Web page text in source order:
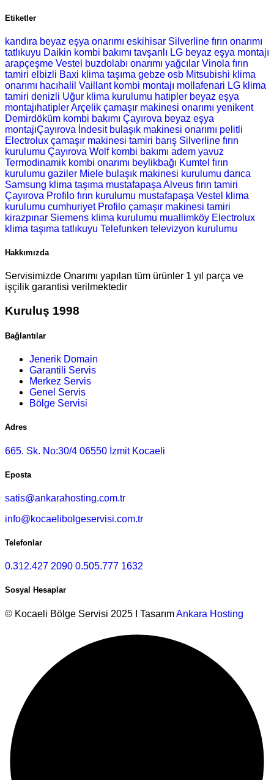
Etiketler
kandıra beyaz eşya onarımı eskihisar Silverline fırın onarımı
tatlıkuyu Daikin kombi bakımı tavşanlı LG beyaz eşya montajı
arapçeşme Vestel buzdolabı onarımı yağcılar Vinola fırın
tamiri elbizli Baxi klima taşıma gebze osb Mitsubishi klima
onarımı hacıhalil Vaillant kombi montajı mollafenari LG klima
tamiri denizli Uğur klima kurulumu hatipler beyaz eşya
montajıhatipler Arçelik çamaşır makinesi onarımı yenikent
Demirdöküm kombi bakımı Çayırova beyaz eşya
montajıÇayırova İndesit bulaşık makinesi onarımı pelitli
Electrolux çamaşır makinesi tamiri barış Silverline fırın
kurulumu Çayırova Wolf kombi bakımı adem yavuz
Termodinamik kombi onarımı beylikbağı Kumtel fırın
kurulumu gaziler Miele bulaşık makinesi kurulumu darıca
Samsung klima taşıma mustafapaşa Alveus fırın tamiri
Çayırova Profilo fırın kurulumu mustafapaşa Vestel klima
kurulumu cumhuriyet Profilo çamaşır makinesi tamiri
kirazpınar Siemens klima kurulumu muallimköy Electrolux
klima taşıma tatlıkuyu Telefunken televizyon kurulumu
Hakkımızda
Servisimizde Onarımı yapılan tüm ürünler 1 yıl parça ve
işçilik garantisi verilmektedir
Kuruluş 1998
Bağlantılar
Jenerik Domain
Garantili Servis
Merkez Servis
Genel Servis
Bölge Servisi
Adres
665. Sk. No:30/4 06550 İzmit Kocaeli
Eposta
satis@ankarahosting.com.tr
info@kocaelibolgeservisi.com.tr
Telefonlar
0.312.427 2090 0.505.777 1632
Sosyal Hesaplar
© Kocaeli Bölge Servisi 2025 I TasarımAnkara Hosting